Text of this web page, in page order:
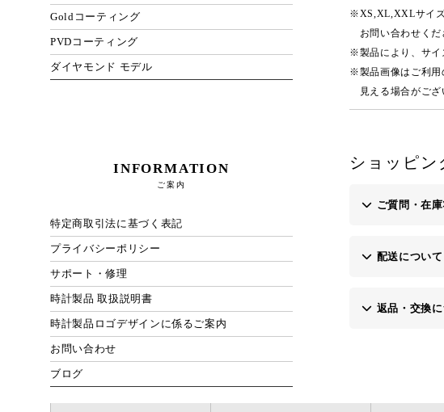
※XS,XL,XXLサイズ
お問い合わせくだ
※製品により、サイ
※製品画像はご利用
見える場合がござ
ショッピン
ご質問・在
お問い合わせフ
配送について
・代金引換でお
返品・交換
なお、商品到
Goldコーティング
PVDコーティング
ダイヤモンド モデル
INFORMATION
ご案内
特定商取引法に基づく表記
プライバシーポリシー
サポート・修理
時計製品 取扱説明書
時計製品ロゴデザインに係るご案内
お問い合わせ
ブログ